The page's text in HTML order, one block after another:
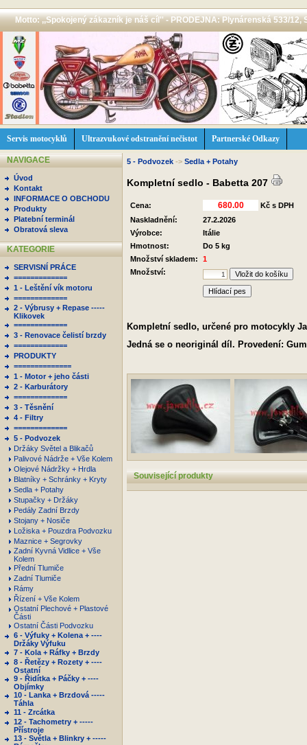
Motto: ,,Spokojený zákazník je náš cíl'' - PRODEJNA: Plynárenská 533/12,
Servis motocyklů Ultrazvukové odstranění nečistot Partnerské Odkazy
NAVIGACE
Úvod
Kontakt
INFORMACE O OBCHODU
Produkty
Platební terminál
Obratová sleva
KATEGORIE
SERVISNÍ PRÁCE
=============
1 - Leštění vík motoru
=============
2 - Výbrusy + Repase -----
Klikovek
=============
3 - Renovace čelistí brzdy
=============
PRODUKTY
==============
1 - Motor + jeho části
2 - Karburátory
=============
3 - Těsnění
4 - Filtry
=============
5 - Podvozek
Držáky Světel a Blikačů
Palivové Nádrže + Vše Kolem
Olejové Nádržky + Hrdla
Blatníky + Schránky + Kryty
Sedla + Potahy
Stupačky + Držáky
Pedály Zadní Brzdy
Stojany + Nosiče
Ložiska + Pouzdra Podvozku
Maznice + Segrovky
Zadní Kyvná Vidlice + Vše
Kolem
Přední Tlumiče
Zadní Tlumiče
Rámy
Řízení + Vše Kolem
Ostatní Plechové + Plastové
Části
Ostatní Části Podvozku
6 - Výfuky + Kolena + ----
Držáky Výfuku
7 - Kola + Ráfky + Brzdy
8 - Řetězy + Rozety + ----
Ostatní
9 - Řidítka + Páčky + ----
Objímky
10 - Lanka + Brzdová -----
Táhla
11 - Zrcátka
12 - Tachometry + -----
Přístroje
13 - Světla + Blinkry + -----
5 - Podvozek -> Sedla + Potahy
Kompletní sedlo - Babetta 207
Cena:
Kč s DPH
Naskladnění:
27.2.2026
Výrobce:
Itálie
Hmotnost:
Do 5 kg
Množství skladem:
1
Množství:
Hlídací pes
Kompletní sedlo, určené pro motocykly
Jedná se o neoriginál díl. Provedení:
Související produkty